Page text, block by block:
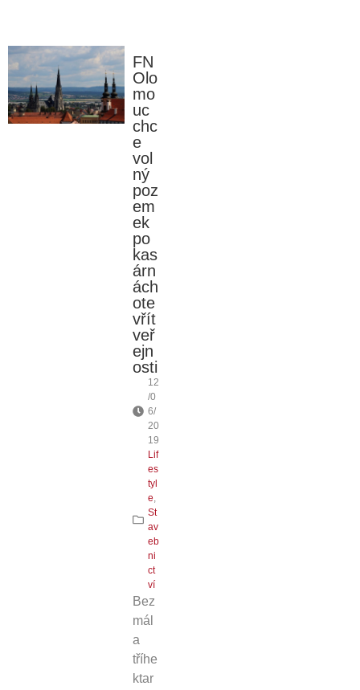
FN
Olo
mo
uc
chc
e
vol
ný
poz
em
ek
po
kas
árn
ách
ote
vřít
veř
ejn
osti
12
/0
6/
20
19
Lif
es
tyl
e,
St
av
eb
ni
ct
ví
Bez
mál
a
tříhe
ktar